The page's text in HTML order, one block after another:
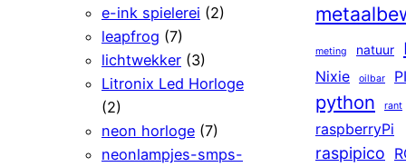
e-ink spielerei (2)
leapfrog (7)
lichtwekker (3)
Litronix Led Horloge
(2)
neon horloge (7)
neonlampjes-smps-
meting natuur
Nixie oilbar
python rant
raspberryPi
raspipico